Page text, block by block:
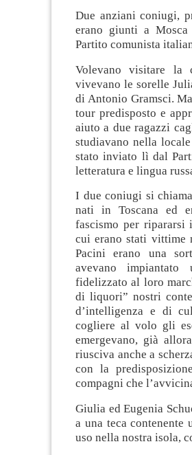
Due anziani coniugi,
erano giunti a
Partito comunista
Volevano visitare la
vivevano le sorelle
di Antonio Gramsci.
tour predisposto e
aiuto a due ragazzi
studiavano nella
stato inviato lì dal
letteratura e lingua
I due coniugi si
nati in Toscana ed
fascismo per ripararsi
cui erano stati vittime
Pacini erano una
avevano
fidelizzato al loro
di liquori” nostri
d’intelligenza e di
cogliere al volo gli
emergevano, già
riusciva anche a
con la
compagni che
Giulia ed Eugenia
a una teca
uso nella nostra isola,